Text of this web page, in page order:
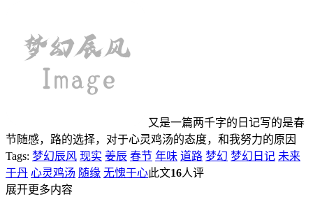
又是一篇两千字的日记写的是春
节随感，路的选择，对于心灵鸡汤的态度，和我努力的原因
Tags: 梦幻辰风 现实 姜辰 春节 年味 道路 梦幻 梦幻日记 未来
于丹 心灵鸡汤 随缘 无愧于心此文16人评
展开更多内容